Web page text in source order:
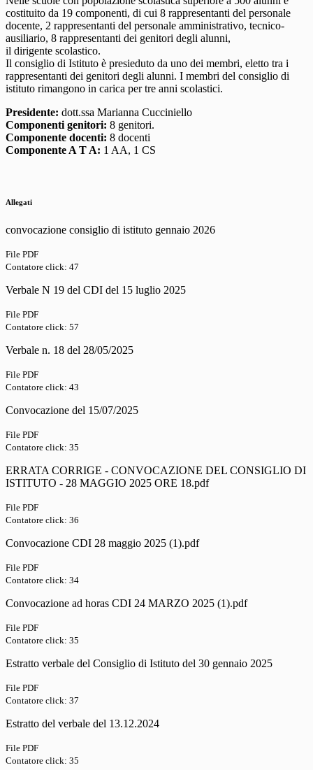
costituito da 19 componenti, di cui 8 rappresentanti del personale
docente, 2 rappresentanti del personale amministrativo, tecnico-
ausiliario, 8 rappresentanti dei genitori degli alunni,
il dirigente scolastico.
Il consiglio di Istituto è presieduto da uno dei membri, eletto tra i
rappresentanti dei genitori degli alunni. I membri del consiglio di
istituto rimangono in carica per tre anni scolastici.
Presidente: dott.ssa Marianna Cucciniello
Componenti genitori: 8 genitori.
Componente docenti: 8 docenti
Componente A T A: 1 AA, 1 CS
Allegati
convocazione consiglio di istituto gennaio 2026
File PDF
Contatore click: 47
Verbale N 19 del CDI del 15 luglio 2025
File PDF
Contatore click: 57
Verbale n. 18 del 28/05/2025
File PDF
Contatore click: 43
Convocazione del 15/07/2025
File PDF
Contatore click: 35
ERRATA CORRIGE - CONVOCAZIONE DEL CONSIGLIO DI
ISTITUTO - 28 MAGGIO 2025 ORE 18.pdf
File PDF
Contatore click: 36
Convocazione CDI 28 maggio 2025 (1).pdf
File PDF
Contatore click: 34
Convocazione ad horas CDI 24 MARZO 2025 (1).pdf
File PDF
Contatore click: 35
Estratto verbale del Consiglio di Istituto del 30 gennaio 2025
File PDF
Contatore click: 37
Estratto del verbale del 13.12.2024
File PDF
Contatore click: 35